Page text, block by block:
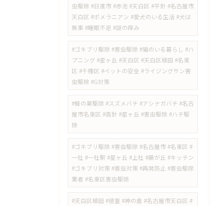
虫駆除 #日進市 #赤池 #天白区 #平針 #名古屋市
天白区 #ポメラニアン #愛犬のいる生活 #犬は
無事 #睡眠不足 #謎の痒み
​#ゴキブリ駆除 #害虫駆除 #猫のいる暮らし #ハ
プニング #星ヶ丘 #天白区 #天白区植田 #名東
区 #千種区 #ペットの安全 #ライジングサン害
虫駆除 #G対策
#蜂の巣駆除 #スズメバチ #アシナガバチ #名古
屋市名東区 #高針 #星ヶ丘 #害虫駆除 #ハチ駆
除
#ゴキブリ駆除 #害虫駆除 #名古屋市 #名東区 #
一社 #一社駅 #星ヶ丘 #上社 #藤が丘 #キッチン
#ゴキブリ対策 #害虫対策 #再発防止 #害虫駆除
業者 #名東区害虫駆除
#天白区植田 #徳重 #神の倉 #名古屋市天白区 #